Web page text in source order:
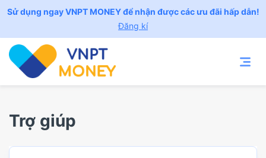
Sử dụng ngay VNPT MONEY để nhận được các ưu đãi hấp dẫn!
Đăng kí
Trợ giúp